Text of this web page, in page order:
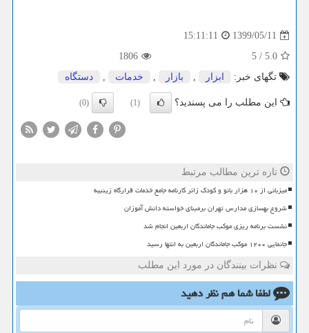
1399/05/11
15:11:11
5.0
/
5
1806
تگهای خبر:
ابزار , بازار , خدمات , دستگاه
این مطلب را می پسندید؟ (1)
(0)
تازه ترین مطالب مرتبط
میزبانی از ۱۰ هزار بانو و کودک زائر کارنامه جامع خدمات قرارگاه زینبیه
شروع بهسازی مدارس تهران برمبنای خواسته دانش آموزان
نشست برنامه ریزی موکب جاماندگان اربعین انجام شد
جانمایی ۱۲۰۰ موکب جاماندگان اربعین به انتها رسید
نظرات بینندگان در مورد این مطلب
لطفا شما همنظر دهید